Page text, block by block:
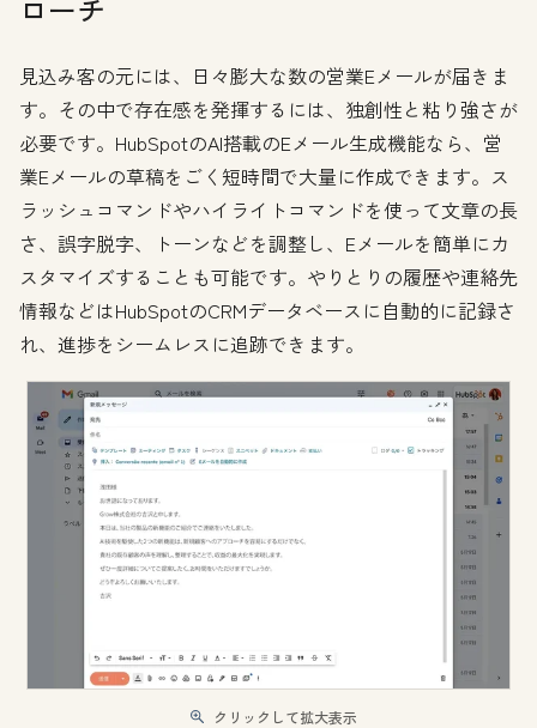
ローチ
見込み客の元には、日々膨大な数の営業Eメールが届きま
す。その中で存在感を発揮するには、独創性と粘り強さが
必要です。HubSpotのAI搭載のEメール生成機能なら、営
業Eメールの草稿をごく短時間で大量に作成できます。ス
ラッシュコマンドやハイライトコマンドを使って文章の長
さ、誤字脱字、トーンなどを調整し、Eメールを簡単にカ
スタマイズすることも可能です。やりとりの履歴や連絡先
情報などはHubSpotのCRMデータベースに自動的に記録さ
れ、進捗をシームレスに追跡できます。
クリックして拡大表示